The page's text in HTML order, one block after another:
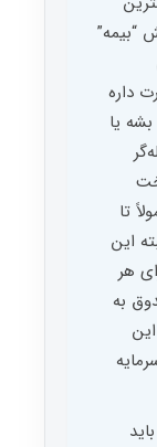
“بیمه”
داره
یا
تا
این
هر
به